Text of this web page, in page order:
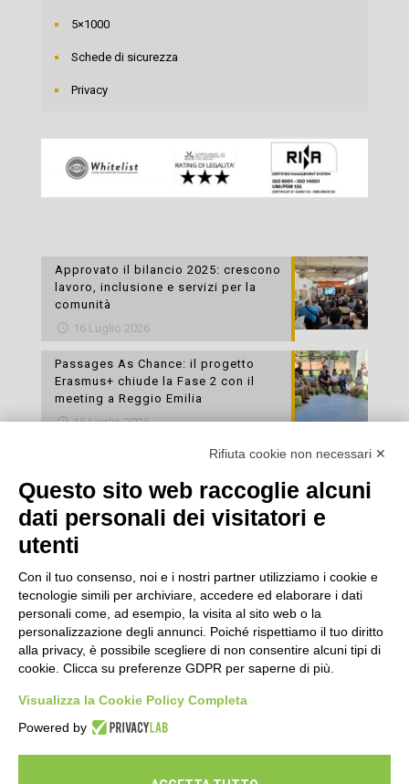
5×1000
Schede di sicurezza
Privacy
Approvato il bilancio 2025: crescono
lavoro, inclusione e servizi per la
comunità
16 Luglio 2026
Passages As Chance: il progetto
Erasmus+ chiude la Fase 2 con il
meeting a Reggio Emilia
16 Luglio 2026
Esami di laboratorio preventivi
cura della propria salute
16 Luglio 2026
Rifiuta cookie non necessari ✕
Questo sito web raccoglie alcuni
dati personali dei visitatori e
utenti
Con il tuo consenso, noi e i nostri partner utilizziamo i cookie e
tecnologie simili per archiviare, accedere ed elaborare i dati
personali come, ad esempio, la visita al sito web o la
personalizzazione degli annunci. Poiché rispettiamo il tuo diritto
alla privacy, è possibile scegliere di non consentire alcuni tipi di
cookie. Clicca su preferenze GDPR per saperne di più.
Visualizza la Cookie Policy Completa
Powered by